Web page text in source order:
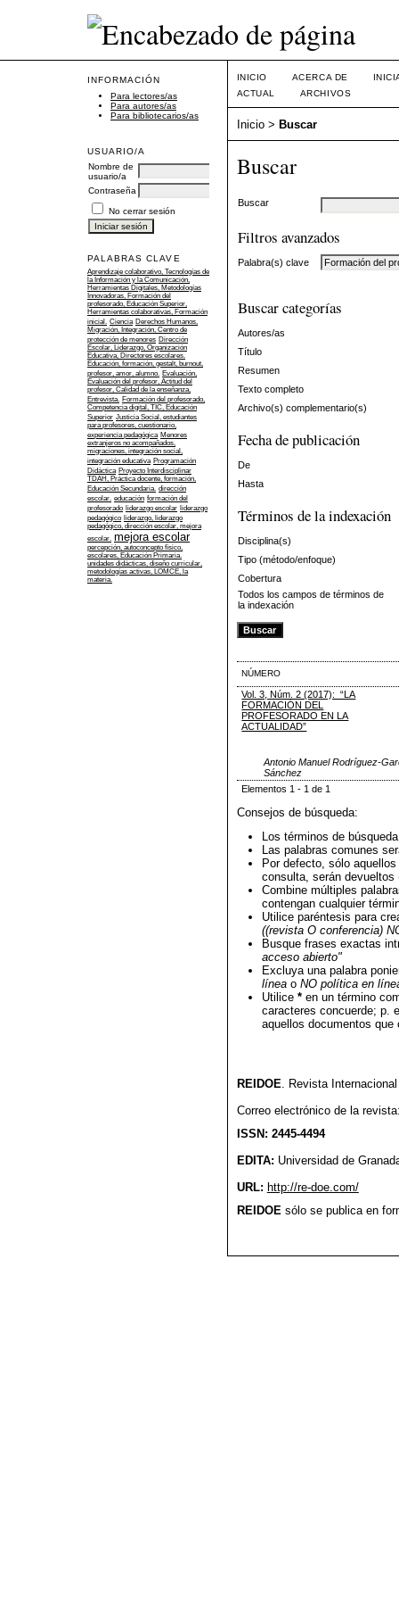
INFORMACIÓN
Para lectores/as
Para autores/as
Para bibliotecarios/as
USUARIO/A
Nombre de
usuario/a
Contraseña
No cerrar sesión
PALABRAS CLAVE
Aprendizaje colaborativo, Tecnologías de
la Información y la Comunicación,
Herramientas Digitales, Metodologías
Innovadoras, Formación del
profesorado, Educación Superior,
Herramientas colaborativas, Formación
inicial. Ciencia Derechos Humanos,
Migración, Integración, Centro de
protección de menores Dirección
Escolar, Liderazgo, Organización
Educativa, Directores escolares.
Educación, formación, gestalt, burnout,
profesor, amor, alumno. Evaluación,
Evaluación del profesor, Actitud del
profesor, Calidad de la enseñanza,
Entrevista. Formación del profesorado,
Competencia digital, TIC, Educación
Superior Justicia Social, estudiantes
para profesores, cuestionario,
experiencia pedagógica Menores
extranjeros no acompañados,
migraciones, integración social,
integración educativa Programación
Didáctica Proyecto Interdisciplinar
TDAH, Práctica docente, formación,
Educación Secundaria. dirección
escolar. educación formación del
profesorado liderazgo escolar liderazgo
pedagógico liderazgo, liderazgo
pedagógico, dirección escolar, mejora
escolar. mejora escolar
percepción, autoconcepto físico,
escolares, Educación Primaria.
unidades didácticas, diseño curricular,
metodologías activas, LOMCE, la
materia.
INICIO ACERCA DE
ACTUAL
ARCHIVOS
Inicio> Buscar
Buscar
Buscar
Filtros avanzados
Palabra(s) clave
Buscar categorías
Autores/as
Título
Resumen
Texto completo
Archivo(s) complementario(s)
Fecha de publicación
De
Hasta
Términos de la indexación
Disciplina(s)
Tipo (método/enfoque)
Cobertura
Todos los campos de términos de
la indexación
NÚMERO
Vol. 3, Núm. 2 (2017): “LA
FORMACIÓN DEL
PROFESORADO EN LA
ACTUALIDAD”
Antonio Manuel Rodríguez-
Sánchez
Elementos 1 - 1 de 1
Consejos de búsqueda:
Los términos de
Las palabras comunes
Por defecto, sólo
consulta, serán
Combine múltiples
contengan cualquier
Utilice paréntesis para
((revista O conferencia)
Busque frases exactas
acceso abierto"
Excluya una palabra
líneao NO política en
Utilice *en un término
caracteres concuerde; p.
aquellos documentos
REIDOE . Revista
Correo electrónico de la
ISSN: 2445-4494
EDITA: Universidad de
URL: http://re-doe.com/
REIDOEsólo se publica en